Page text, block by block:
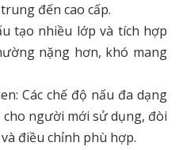
đến cao cấp.
tạo nhiều lớp và tích hợp
nặng hơn, khó mang
Các chế độ nấu đa dạng
người mới sử dụng, đòi
điều chỉnh phù hợp.